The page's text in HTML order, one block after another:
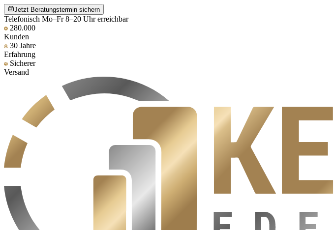
Jetzt Beratungstermin sichern
Telefonisch Mo–Fr 8–20 Uhr erreichbar
280.000
Kunden
30 Jahre
Erfahrung
Sicherer
Versand